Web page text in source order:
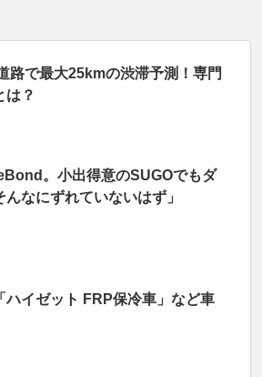
路で最大25kmの渋滞予測！専門
は？
。小出得意のSUGOでもダ
なにずれていないはず」
イゼット FRP保冷車」など車